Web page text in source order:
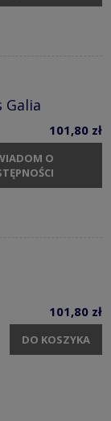
Galia
101,80 zł
O
101,80 zł
DO KOSZYKA